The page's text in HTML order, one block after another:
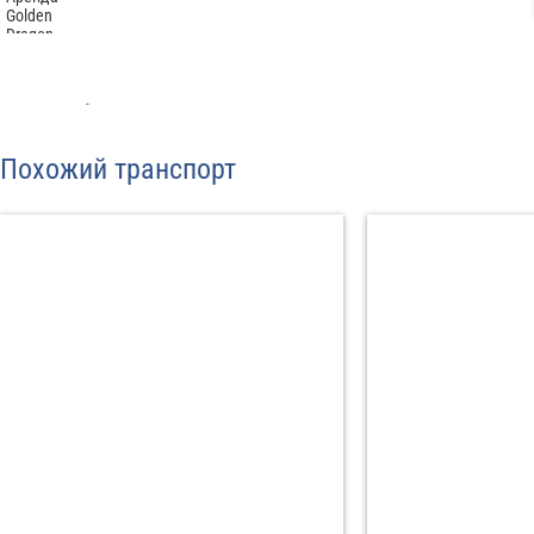
Похожий транспорт